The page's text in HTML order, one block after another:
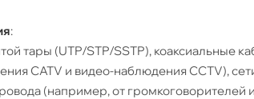
:
тары (UTP/STP/SSTP), коаксиальные
CATV и видео-наблюдения CCTV),
(например, от громкоговорителей